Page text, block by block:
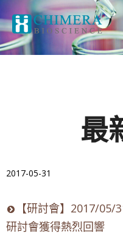
最
2017-05-31
【研討會】2017/
研討會獲得熱烈回響